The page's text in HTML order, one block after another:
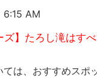
6:15 AM
ズ】たろし滝はす
は、おすすめスポ